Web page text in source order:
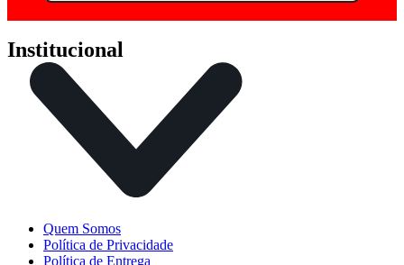
Institucional
Quem Somos
Política de Privacidade
Política de Entrega